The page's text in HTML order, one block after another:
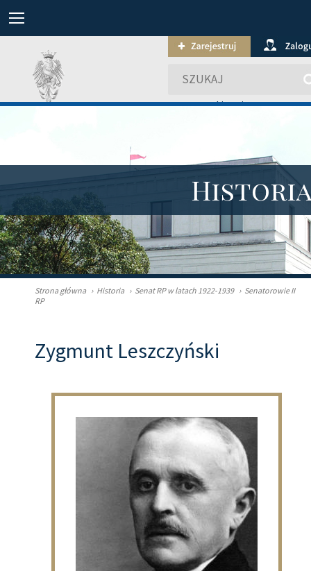
wyszukiwanie
Strona główna › Historia › Senat RP w latach 1922-1939 › Senatorowie II
RP
Zygmunt Leszczyński